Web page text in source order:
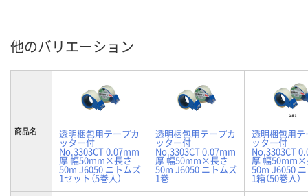
他のバリエーション
商品名 透明梱包用テープカ
ッター付
No.3303CT 0.07mm
厚 幅50mm×長さ
50m J6050 ニトムズ
1セット（5巻入）
透明梱包用テープカ
ッター付
No.3303CT 0.07mm
厚 幅50mm×長さ
50m J6050 ニトムズ
1巻
透明梱包用テ
ッター付
No.3303CT
厚 幅50mm×
50m J6050
1箱（50巻入）